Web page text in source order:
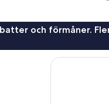
och förmåner.